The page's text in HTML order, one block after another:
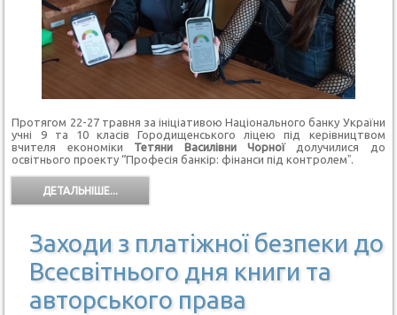
Протягом 22-27 травня за ініціативою Національного банку України
учні 9 та 10 класів Городищенського ліцею під керівництвом
вчителя економіки Тетяни Василівни Чорноїдолучилися до
освітнього проекту “Професія банкір: фінанси під контролемˮ.
ДЕТАЛЬНІШЕ...
Заходи з платіжної безпеки до
Всесвітнього дня книги та
авторського права